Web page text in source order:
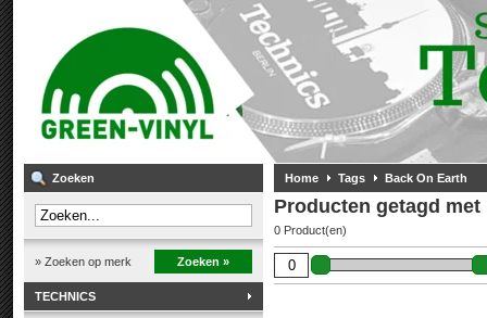
Zoeken
» Zoeken op merk Zoeken »
TECHNICS
Home Tags Back On Earth
Producten getagd met
0 Product(en)